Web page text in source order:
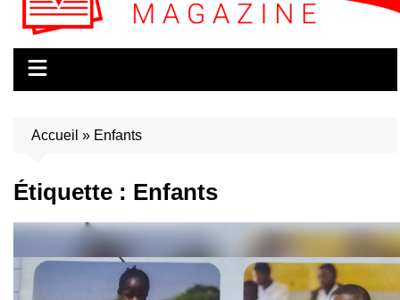
Accueil » Enfants
Étiquette : Enfants